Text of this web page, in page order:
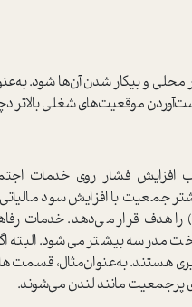
و بیکار شدن آن‌ها شود.
موقعیت‌های شغلی
فشار روی خدمات
با افزایش سود
هدف قرار می‌دهد. خدمات
بیشتر می‌شود. البته
هستند. به‌عنوان‌مثال،
پرجمعیت مانند لندن می‌شوند.